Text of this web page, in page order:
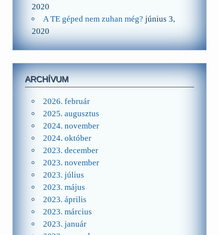
2020
A TE géped nem zuhan még? június 3,
2020
ARCHÍVUM
2026. február
2025. augusztus
2024. november
2024. október
2023. december
2023. november
2023. július
2023. május
2023. április
2023. március
2023. január